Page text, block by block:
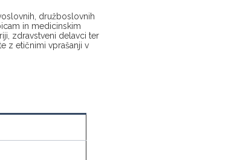
družboslovnih
in medicinskim
zdravstveni delavci ter
z etičnimi vprašanji v